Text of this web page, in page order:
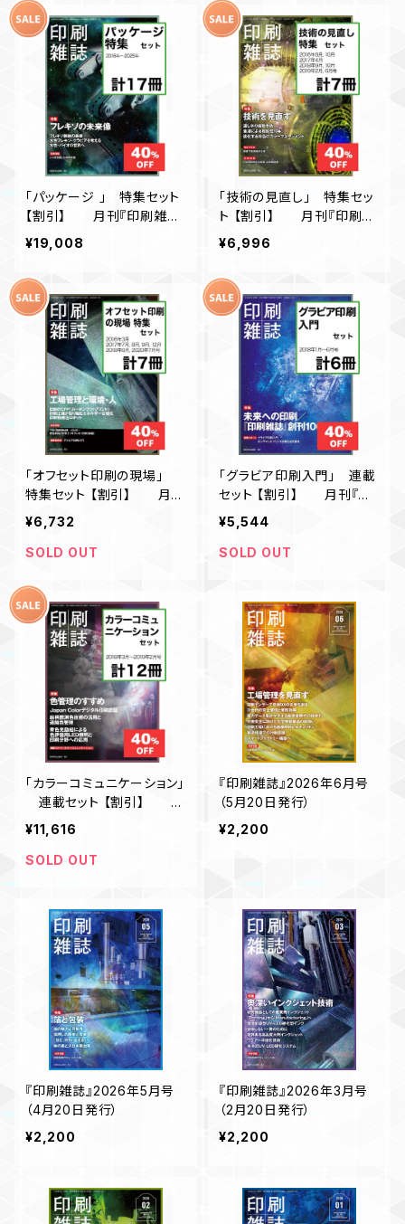
「パッケージ 」 特集セット
【割引】 月刊『印刷雑
誌』
¥19,008
「技術の見直し」 特集セッ
ト 【割引】 月刊『印刷雑
誌』
¥6,996
「オフセット印刷の現場」
特集セット 【割引】 月刊
『印刷雑誌』
¥6,732
SOLD OUT
「グラビア印刷入門」 連載
セット 【割引】 月刊『印
刷雑誌』
¥5,544
SOLD OUT
「カラーコミュニケーション」
連載セット 【割引】 月
刊『印刷雑誌』
¥11,616
SOLD OUT
『印刷雑誌』2026年6月号
（5月20日発行）
¥2,200
『印刷雑誌』2026年5月号
（4月20日発行）
¥2,200
『印刷雑誌』2026年3月号
（2月20日発行）
¥2,200